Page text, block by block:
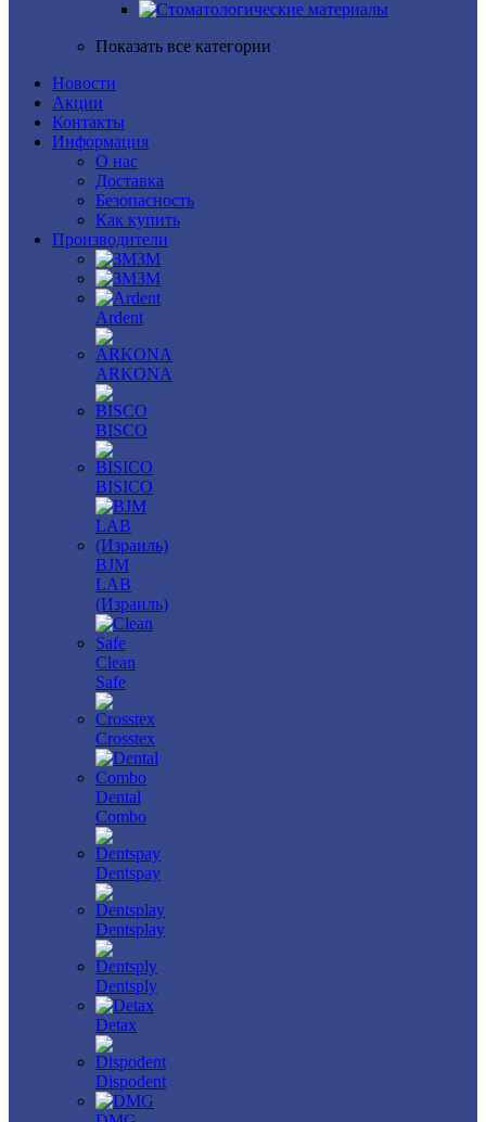
Показать все категории
Новости
Акции
Контакты
Информация
О нас
Доставка
Безопасность
Как купить
Производители
3M
3М
Ardent
ARKONA
BISCO
BISICO
BJM
LAB
(Израиль)
Clean
Safe
Crosstex
Dental
Combo
Dentspay
Dentsplay
Dentsply
Detax
Dispodent